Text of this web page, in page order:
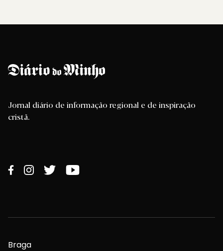
Jornal diário de informação regional e de inspiração
cristã.
Braga